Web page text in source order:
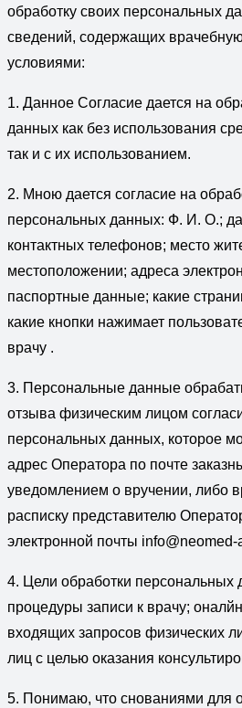
обработку своих персональных
сведений, содержащих
условиями:
1. Данное Согласие дается на
данных как без использования
так и с их использованием.
2. Мною дается согласие на
персональных данных: Ф. И. О.;
контактных телефонов; место
местоположении; адреса
паспортные данные; какие
какие кнопки нажимает
врачу .
3. Персональные данные
отзыва физическим лицом
персональных данных, которое
адрес Оператора по почте
уведомлением о вручении, либо
расписку представителю
электронной почты info@neomed-
4. Цели обработки
процедуры записи к врачу;
входящих запросов физических
лиц с целью оказания
5. Понимаю, что снованиями для